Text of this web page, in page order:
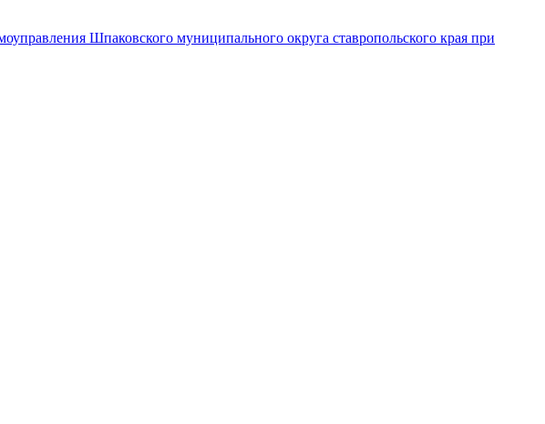
Шпаковского муниципального округа ставропольского края при